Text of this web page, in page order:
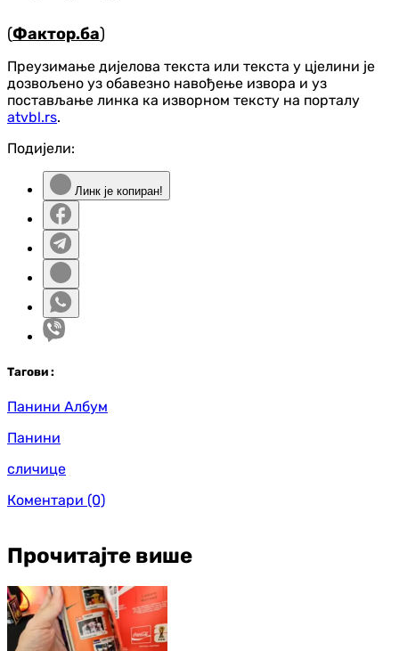
(Фактор.ба)
Преузимање дијелова текста или текста у цјелини је
дозвољено уз обавезно навођење извора и уз
постављање линка ка изворном тексту на порталу
atvbl.rs.
Подијели:
Линк је копиран!
Тагови :
Панини Албум
Панини
сличице
Коментари (0)
Прочитајте више